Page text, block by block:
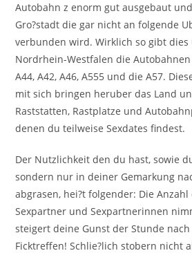
Autobahn z enorm gut ausgebaut
Gro?stadt die gar nicht an folgende
verbunden wird. Wirklich so gibt
Nordrhein-Westfalen die Autobahnen
A44, A42, A46, A555 und die A57.
mit sich bringen heruber das Land
Raststatten, Rastplatze und
denen du teilweise Sexdates findest.
Der Nutzlichkeit den du hast, sowie
sondern nur in deiner Gemarkung
abgrasen, hei?t folgender: Die
Sexpartner und Sexpartnerinnen
steigert deine Gunst der Stunde
Ficktreffen! Schlie?lich stobern nicht